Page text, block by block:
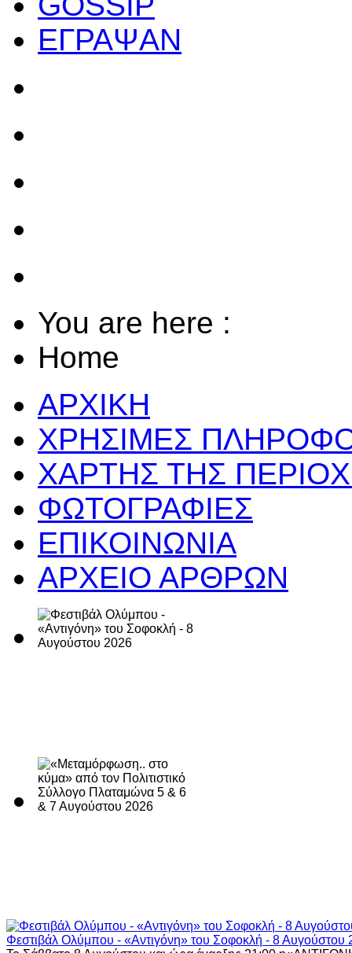
ΕΓΡΑΨΑΝ
You are here :
Home
ΑΡΧΙΚΗ
ΧΡΗΣΙΜΕΣ
ΧΑΡΤΗΣ ΤΗΣ
ΦΩΤΟΓΡΑΦΙΕΣ
ΕΠΙΚΟΙΝΩΝΙΑ
ΑΡΧΕΙΟ ΑΡΘΡΩΝ
Φεστιβάλ Ολύμπου - «Αντιγόνη» του Σοφοκλή - 8 Αυγούστου